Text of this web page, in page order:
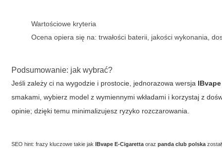
Wartościowe kryteria
Ocena opiera się na: trwałości baterii, jakości wykonania,
Podsumowanie: jak wybrać?
Jeśli zależy ci na wygodzie i prostocie, jednorazowa wersja
smakami, wybierz model z wymiennymi wkładami i korzystaj z
opinie; dzięki temu minimalizujesz ryzyko rozczarowania.
SEO hint: frazy kluczowe takie jakIBvape E-Cigaretta orazpanda club polska